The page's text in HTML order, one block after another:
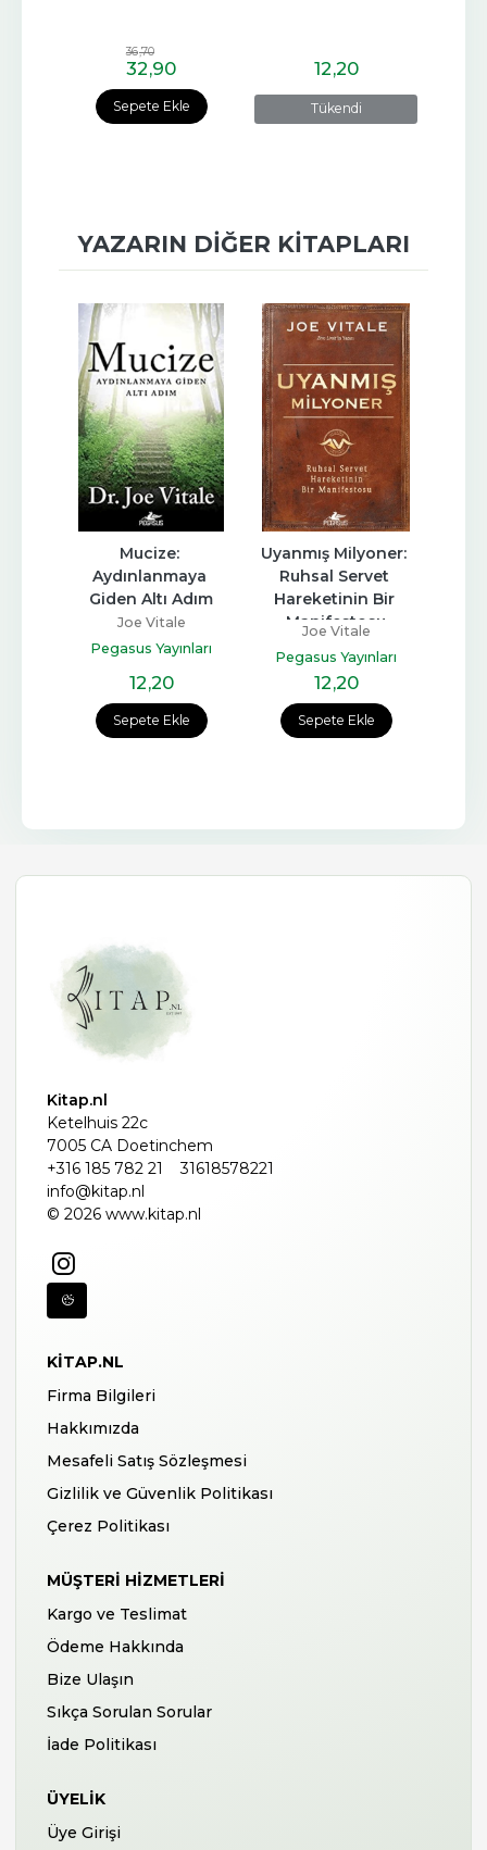
Sepete Ekle
36,70
32,90
Tükendi
12,20
YAZARIN DIĞER KITAPLARI
Sepete Ekle
Mucize:
Aydınlanmaya
Giden Altı Adım
Joe Vitale
Pegasus Yayınları
12,20
Sepete Ekle
Uyanmış Milyoner:
Ruhsal Servet
Hareketinin Bir
Manifestosu
Joe Vitale
Pegasus Yayınları
12,20
Kitap.nl
Ketelhuis 22c
7005 CA Doetinchem
+316 185 782 21
31618578221
info@kitap.nl
© 2026 www.kitap.nl
KITAP.NL
Firma Bilgileri
Hakkımızda
Mesafeli Satış Sözleşmesi
Gizlilik ve Güvenlik Politikası
Çerez Politikası
MÜŞTERI HIZMETLERI
Kargo ve Teslimat
Ödeme Hakkında
Bize Ulaşın
Sıkça Sorulan Sorular
İade Politikası
ÜYELIK
Üye Girişi